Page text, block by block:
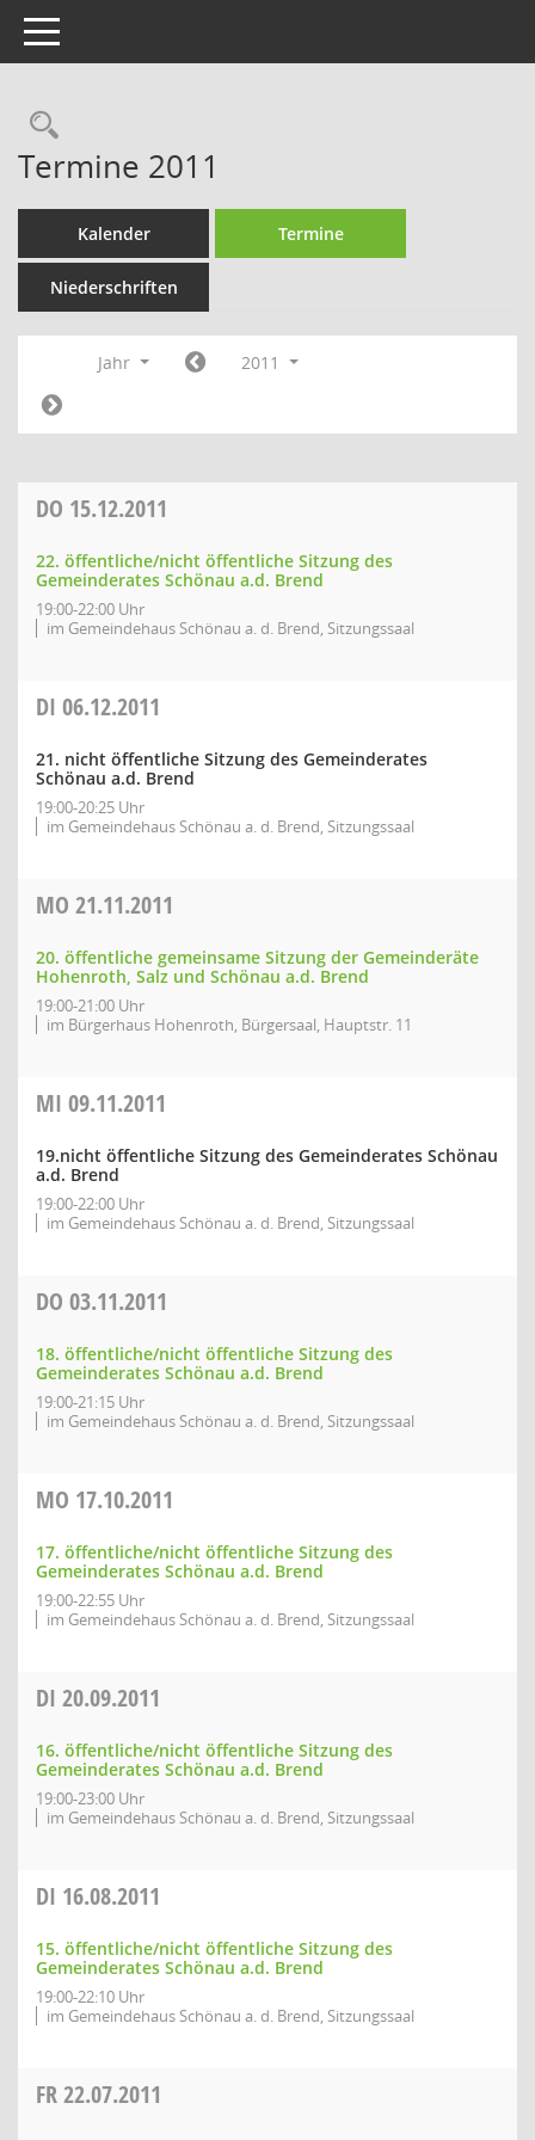
Toggle navigation
Rechercheauswahl
Termine 2011
Kalender Termine
Niederschriften
Jahr 2011
DO 15.12.2011
22. öffentliche/nicht öffentliche Sitzung des
Gemeinderates Schönau a.d. Brend
19:00-22:00 Uhr
im Gemeindehaus Schönau a. d. Brend, Sitzungssaal
DI 06.12.2011
21. nicht öffentliche Sitzung des Gemeinderates
Schönau a.d. Brend
19:00-20:25 Uhr
im Gemeindehaus Schönau a. d. Brend, Sitzungssaal
MO 21.11.2011
20. öffentliche gemeinsame Sitzung der Gemeinderäte
Hohenroth, Salz und Schönau a.d. Brend
19:00-21:00 Uhr
im Bürgerhaus Hohenroth, Bürgersaal, Hauptstr. 11
MI 09.11.2011
19.nicht öffentliche Sitzung des Gemeinderates Schönau
a.d. Brend
19:00-22:00 Uhr
im Gemeindehaus Schönau a. d. Brend, Sitzungssaal
DO 03.11.2011
18. öffentliche/nicht öffentliche Sitzung des
Gemeinderates Schönau a.d. Brend
19:00-21:15 Uhr
im Gemeindehaus Schönau a. d. Brend, Sitzungssaal
MO 17.10.2011
17. öffentliche/nicht öffentliche Sitzung des
Gemeinderates Schönau a.d. Brend
19:00-22:55 Uhr
im Gemeindehaus Schönau a. d. Brend, Sitzungssaal
DI 20.09.2011
16. öffentliche/nicht öffentliche Sitzung des
Gemeinderates Schönau a.d. Brend
19:00-23:00 Uhr
im Gemeindehaus Schönau a. d. Brend, Sitzungssaal
DI 16.08.2011
15. öffentliche/nicht öffentliche Sitzung des
Gemeinderates Schönau a.d. Brend
19:00-22:10 Uhr
im Gemeindehaus Schönau a. d. Brend, Sitzungssaal
FR22.07.2011